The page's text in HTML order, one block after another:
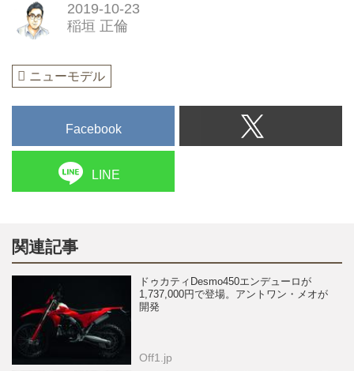
2019-10-23
稲垣 正倫
ニューモデル
Facebook
LINE
関連記事
ドゥカティDesmo450エンデューロが
1,737,000円で登場。アントワン・メオが
開発
Off1.jp